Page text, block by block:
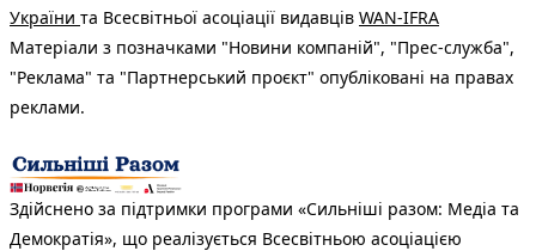
України та Всесвітньої асоціації видавців WAN-IFRA
Матеріали з позначками "Новини компаній", "Прес-служба",
"Реклама" та "Партнерський проєкт" опубліковані на правах
реклами.
Здійснено за підтримки програми «Сильніші разом: Медіа та
Демократія», що реалізується Всесвітньою асоціацією